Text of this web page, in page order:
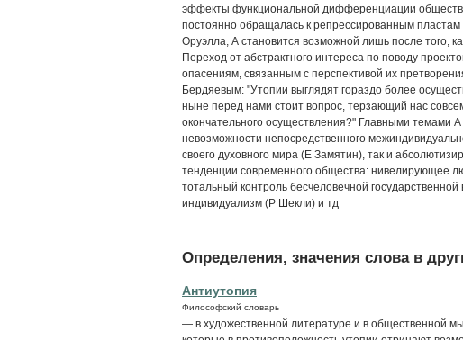
эффекты функциональной дифференциации
постоянно обращалась к репрессированным
Оруэлла, А становится возможной лишь после того,
Переход от абстрактного интереса по поводу
опасениям, связанным с перспективой их
Бердяевым: "Утопии выглядят гораздо более
ныне перед нами стоит вопрос, терзающий нас
окончательного осуществления?" Главными темами
невозможности непосредственного
своего духовного мира (Е Замятин), так и
тенденции современного общества: нивелирующее
тотальный контроль бесчеловечной
индивидуализм (Р Шекли) и тд
Определения, значения слова в
Антиутопия
Философский словарь
— в художественной литературе и в общественной